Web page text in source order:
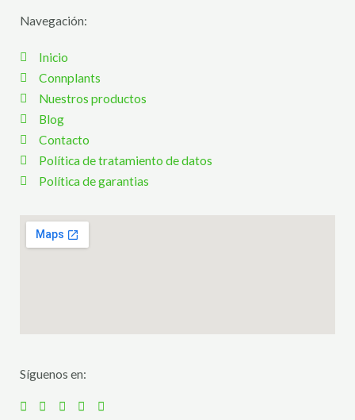
Navegación:
Inicio
Connplants
Nuestros productos
Blog
Contacto
Política de tratamiento de datos
Política de garantias
Síguenos en: